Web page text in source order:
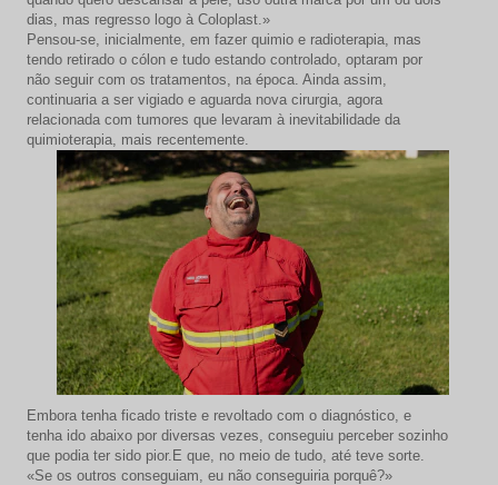
dias, mas regresso logo à Coloplast.»
Pensou-se, inicialmente, em fazer quimio e radioterapia, mas
tendo retirado o cólon e tudo estando controlado, optaram por
não seguir com os tratamentos, na época. Ainda assim,
continuaria a ser vigiado e aguarda nova cirurgia, agora
relacionada com tumores que levaram à inevitabilidade da
quimioterapia, mais recentemente.
Embora tenha ficado triste e revoltado com o diagnóstico, e
tenha ido abaixo por diversas vezes, conseguiu perceber sozinho
que podia ter sido pior.E que, no meio de tudo, até teve sorte.
«Se os outros conseguiam, eu não conseguiria porquê?»